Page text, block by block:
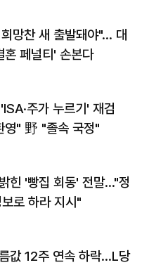
망찬 새 출발돼야"… 대
혼 페널티' 손본다
주가 누르기' 재검
" 野 "졸속 국정"
힌 '빵집 회동' 전말…"정
로 하라 지시"
값 12주 연속 하락…L당